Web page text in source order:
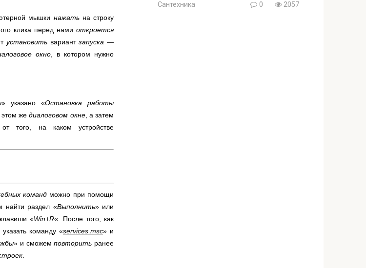
мышки нажать на строку
клика перед намиоткроется
установить вариантзапуска —
окно , в котором нужно
» указано «Остановка работы
этом же диалоговом окне, а затем
того, на каком устройстве
командможно при помощи
найти раздел «Выполнить» или
«Win+R«. После того, как
указать команду «services.msc» и
» и сможемповторить ранее
Сантехника 0 2057